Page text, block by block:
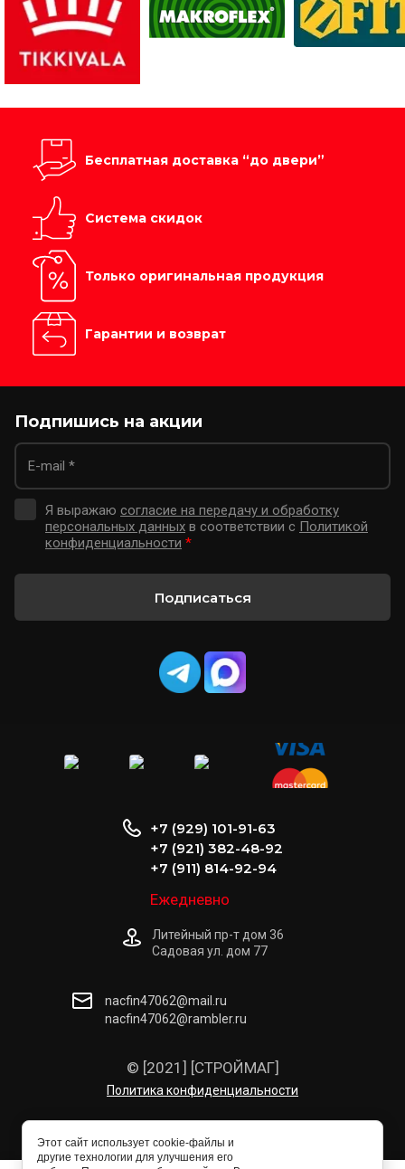
Бесплатная доставка “до двери”
Система скидок
Только оригинальная продукция
Гарантии и возврат
Подпишись на акции
Я выражаю согласие на передачу и обработку
персональных данных в соответствии с Политикой
конфиденциальности *
Подписаться
© [2021] [СТРОЙМАГ]
Политика конфиденциальности
+7 (929) 101-91-63
+7 (921) 382-48-92
+7 (911) 814-92-94
Ежедневно
Литейный пр-т дом 36
Садовая ул. дом 77
nacfin47062@mail.ru
nacfin47062@rambler.ru
Этот сайт использует cookie-файлы и
другие технологии для улучшения его